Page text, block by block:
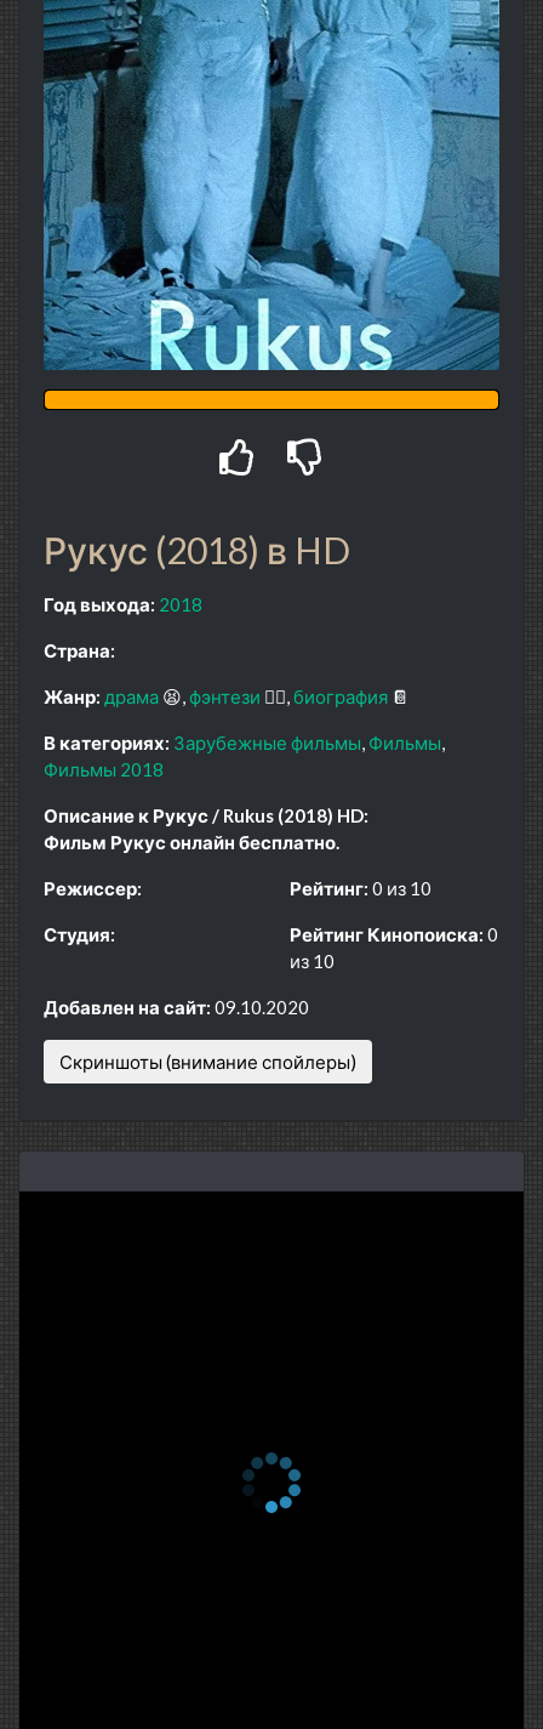
Рукус (2018) в HD
Год выхода: 2018
Страна:
Жанр: драма 😫 фэнтези 🧝‍♂️ биография 📔
В категориях: Зарубежные фильмы Фильмы
Фильмы 2018
Описание к Рукус / Rukus (2018) HD:
Фильм Рукус онлайн бесплатно.
Режиссер:
Студия:
Рейтинг: 0 из 10
Рейтинг Кинопоиска: 0
из 10
Добавлен на сайт: 09.10.2020
Скриншоты (внимание спойлеры)